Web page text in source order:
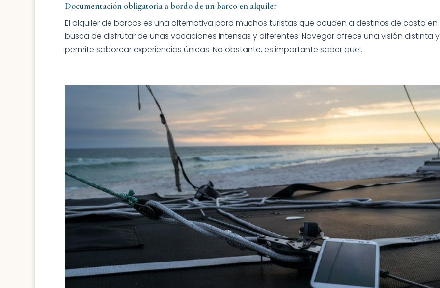
Documentación obligatoria a bordo de un barco en alquiler
El alquiler de barcos es una alternativa para muchos turistas que acuden a destinos de costa en
busca de disfrutar de unas vacaciones intensas y diferentes. Navegar ofrece una visión distinta y
permite saborear experiencias únicas. No obstante, es importante saber que...